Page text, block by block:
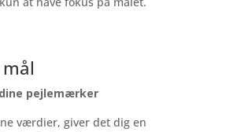
pejlemærker
værdier, giver det dig en